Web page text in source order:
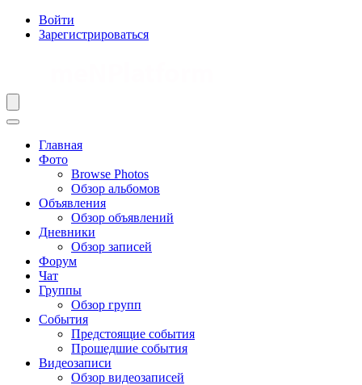
Войти
Зарегистрироваться
Главная
Фото
Browse Photos
Обзор альбомов
Объявления
Обзор объявлений
Дневники
Обзор записей
Форум
Чат
Группы
Обзор групп
События
Предстоящие события
Прошедшие события
Видеозаписи
Обзор видеозаписей